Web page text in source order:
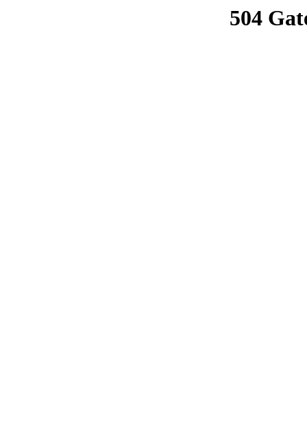
504